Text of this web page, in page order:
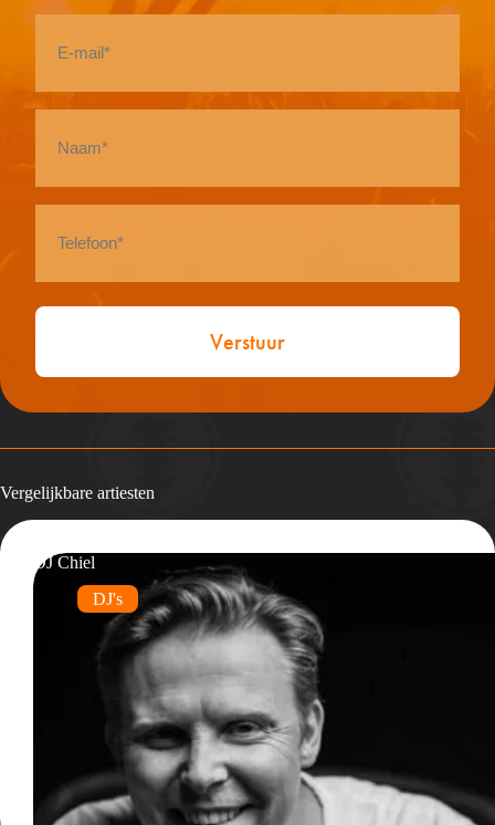
mail
Vergelijkbare artiesten
DJ Chiel
DJ's